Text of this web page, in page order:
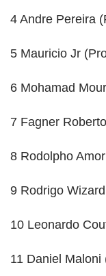
4 Andre Pereira
5 Mauricio Jr
6 Mohamad
7 Fagner
8 Rodolpho
9 Rodrigo
10 Leonardo
11 Daniel